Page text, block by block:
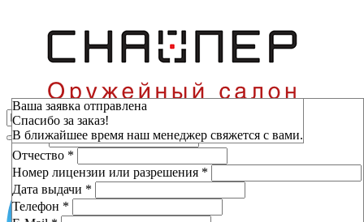
Зарезервировать
Фамилия*
Имя*
Отчество *
Номер лицензии или разрешения *
Дата выдачи *
Телефон *
Ваша заявка отправлена
Спасибо за заказ!
В ближайшее время наш менеджер свяжется с вами.